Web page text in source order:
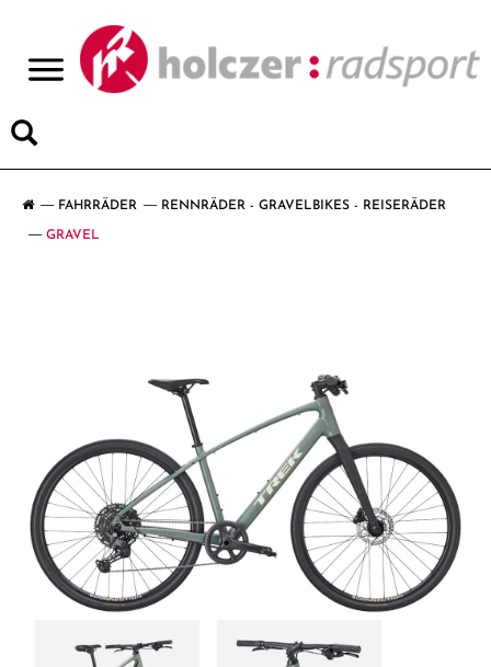
FAHRRÄDER RENNRÄDER - GRAVELBIKES - REISERÄDER
GRAVEL